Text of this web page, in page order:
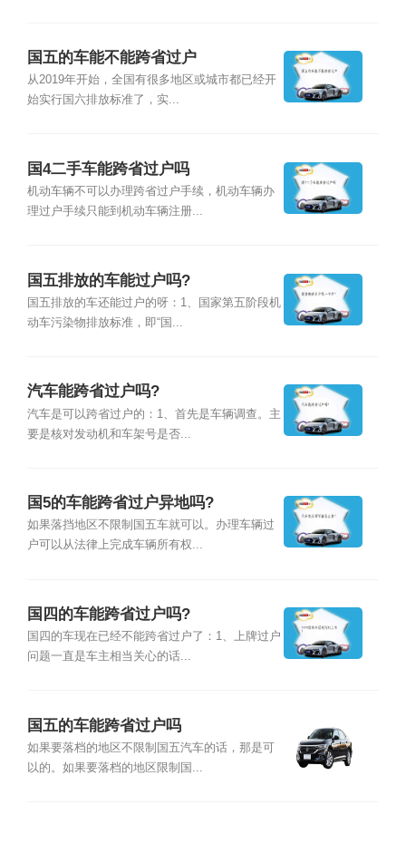
国五的车能不能跨省过户
从2019年开始，全国有很多地区或城市都已经开
始实行国六排放标准了，实...
国4二手车能跨省过户吗
机动车辆不可以办理跨省过户手续，机动车辆办
理过户手续只能到机动车辆注册...
国五排放的车能过户吗?
国五排放的车还能过户的呀：1、国家第五阶段机
动车污染物排放标准，即“国...
汽车能跨省过户吗?
汽车是可以跨省过户的：1、首先是车辆调查。主
要是核对发动机和车架号是否...
国5的车能跨省过户异地吗?
如果落挡地区不限制国五车就可以。办理车辆过
户可以从法律上完成车辆所有权...
国四的车能跨省过户吗?
国四的车现在已经不能跨省过户了：1、上牌过户
问题一直是车主相当关心的话...
国五的车能跨省过户吗
如果要落档的地区不限制国五汽车的话，那是可
以的。如果要落档的地区限制国...